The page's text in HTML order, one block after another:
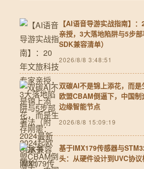
【AI语音导游实战指南】
亲授，3大落地陷阱与5步
SDK兼容清单）
2026/8/8 3:48:51
双碳AI不是锦上添花，而
欧盟CBAM倒逼下，中国
边缘智能节点
2026/8/8 15:09:19
基于IMX179传感器与
头：从硬件设计到UVC协